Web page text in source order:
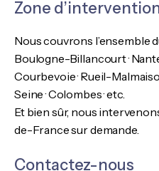
Zone
Nous couvrons l’ensemble
Boulogne-Billancourt ·
Courbevoie · Rueil-
Seine · Colombes · etc.
Et bien sûr, nous
de-France sur demande.
Contactez-nous